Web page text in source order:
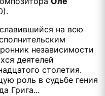
на всю
независимости
деятелей
столетия.
роль в судьбе гения
Грига...